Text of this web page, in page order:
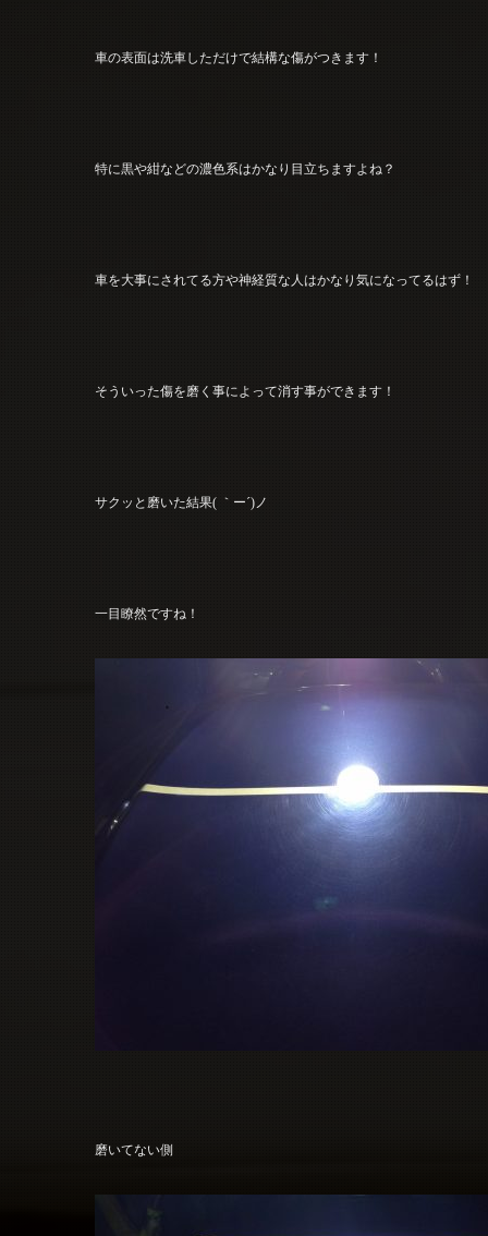
車の表面は洗車しただけで結構な傷がつきます！
特に黒や紺などの濃色系はかなり目立ちますよね？
車を大事にされてる方や神経質な人はかなり気になってるはず！
そういった傷を磨く事によって消す事ができます！
サクッと磨いた結果( ｀ー´)ノ
一目瞭然ですね！
磨いてない側